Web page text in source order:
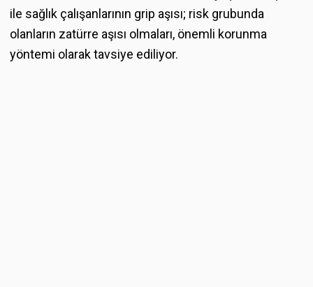
ile sağlık çalışanlarının grip aşısı; risk grubunda
olanların zatürre aşısı olmaları, önemli korunma
yöntemi olarak tavsiye ediliyor.